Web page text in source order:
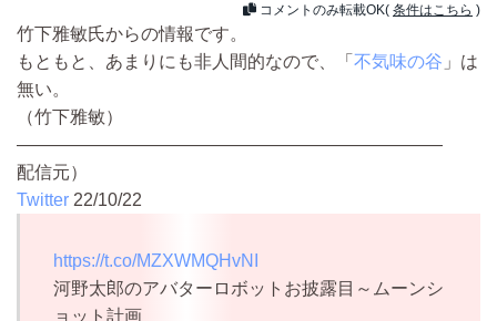
コメントのみ転載OK( 条件はこちら )
竹下雅敏氏からの情報です。
もともと、あまりにも非人間的なので、「 不気味の谷 」は
無い。
（竹下雅敏）
————————————————————————
配信元）
Twitter 22/10/22
https://t.co/MZXWMQHvNI
河野太郎のアバターロボットお披露目～ムーンシ
ョット計画